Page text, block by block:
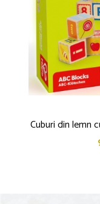
Accesorii pentru pictură
Acuarele
Creioane grafit și cărbune
Culori acrilice
Culori în ulei
Pensule
Tempera și Guașe
Cuburi din lemn